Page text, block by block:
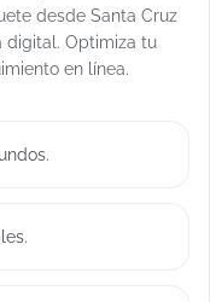
desde Santa Cruz
digital. Optimiza tu
en línea.